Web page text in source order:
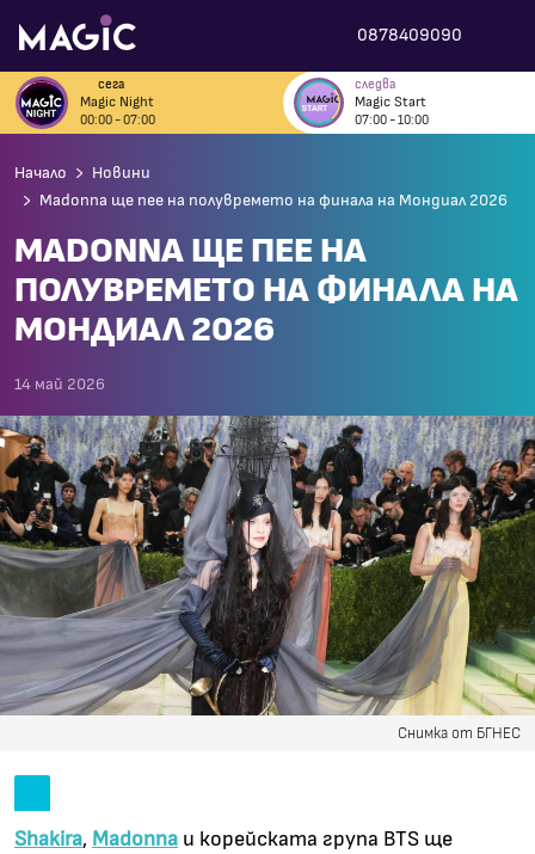
0878409090
сега
Magic Night
00:00 - 07:00
следва
Magic Start
07:00 - 10:00
Начало
Новини
Madonna ще пее на полувремето на финала на Мондиал 2026
MADONNA ЩЕ ПЕЕ НА
ПОЛУВРЕМЕТО НА ФИНАЛА НА
МОНДИАЛ 2026
14 май 2026
Снимка от БГНЕС
Shakira, Madonna и корейската група BTS ще